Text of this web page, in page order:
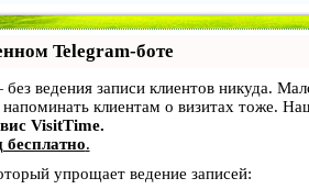
Telegram-боте
ведения записи клиентов никуда.
клиентам о визитах тоже.
VisitTime.
.
упрощает ведение записей: